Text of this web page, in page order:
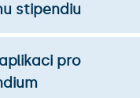
stipendiu
pro